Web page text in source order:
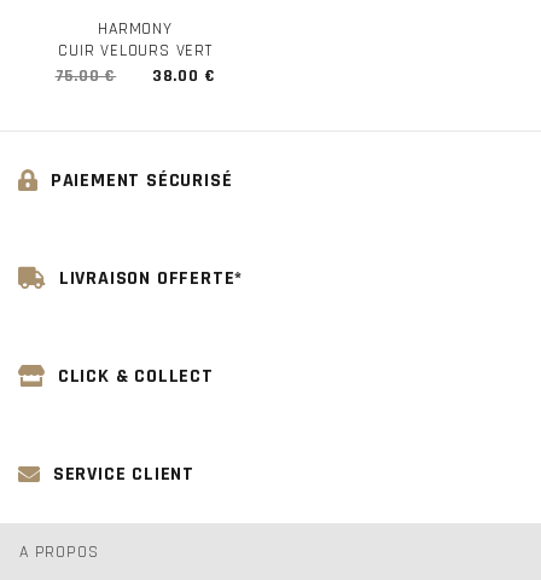
HARMONY
CUIR VELOURS VERT
75.00 €
38.00 €
PAIEMENT SÉCURISÉ
LIVRAISON OFFERTE*
CLICK & COLLECT
SERVICE CLIENT
A PROPOS